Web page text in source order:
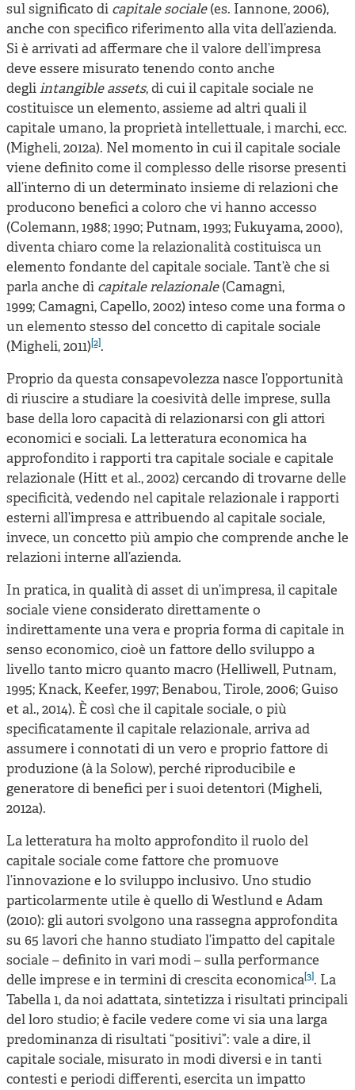
sul significato di capitale sociale(es. Iannone, 2006),
anche con specifico riferimento alla vita dell’azienda.
Si è arrivati ad affermare che il valore dell’impresa
deve essere misurato tenendo conto anche
degliintangible assets, di cui il capitale sociale ne
costituisce un elemento, assieme ad altri quali il
capitale umano, la proprietà intellettuale, i marchi, ecc.
(Migheli, 2012a). Nel momento in cui il capitale sociale
viene definito come il complesso delle risorse presenti
all’interno di un determinato insieme di relazioni che
producono benefici a coloro che vi hanno accesso
(Colemann, 1988; 1990; Putnam, 1993; Fukuyama, 2000),
diventa chiaro come la relazionalità costituisca un
elemento fondante del capitale sociale. Tant’è che si
parla anche di capitale relazionale(Camagni,
1999; Camagni, Capello, 2002) inteso come una forma o
un elemento stesso del concetto di capitale sociale
(Migheli, 2011)[2].
Proprio da questa consapevolezza nasce l’opportunità
di riuscire a studiare la coesività delle imprese, sulla
base della loro capacità di relazionarsi con gli attori
economici e sociali. La letteratura economica ha
approfondito i rapporti tra capitale sociale e capitale
relazionale (Hitt et al., 2002) cercando di trovarne delle
specificità, vedendo nel capitale relazionale i rapporti
esterni all’impresa e attribuendo al capitale sociale,
invece, un concetto più ampio che comprende anche le
relazioni interne all’azienda.
In pratica, in qualità di asset di un’impresa, il capitale
sociale viene considerato direttamente o
indirettamente una vera e propria forma di capitale in
senso economico, cioè un fattore dello sviluppo a
livello tanto micro quanto macro (Helliwell, Putnam,
1995; Knack, Keefer, 1997; Benabou, Tirole, 2006; Guiso
et al., 2014). È così che il capitale sociale, o più
specificatamente il capitale relazionale, arriva ad
assumere i connotati di un vero e proprio fattore di
produzione (à la Solow), perché riproducibile e
generatore di benefici per i suoi detentori (Migheli,
2012a).
La letteratura ha molto approfondito il ruolo del
capitale sociale come fattore che promuove
l’innovazione e lo sviluppo inclusivo. Uno studio
particolarmente utile è quello di Westlund e Adam
(2010): gli autori svolgono una rassegna approfondita
su 65 lavori che hanno studiato l’impatto del capitale
sociale – definito in vari modi – sulla performance
delle imprese e in termini di crescita economica[3]. La
Tabella 1, da noi adattata, sintetizza i risultati principali
del loro studio; è facile vedere come vi sia una larga
predominanza di risultati “positivi”: vale a dire, il
capitale sociale, misurato in modi diversi e in tanti
contesti e periodi differenti, esercita un impatto